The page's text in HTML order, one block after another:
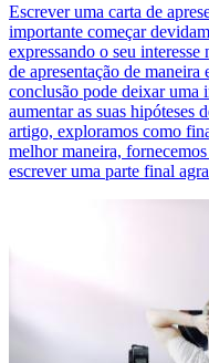
Escrever uma carta de
importante começar
expressando o seu
de apresentação de
conclusão pode deixar uma
aumentar as suas hipóteses
artigo, exploramos como
melhor maneira,
escrever uma parte final